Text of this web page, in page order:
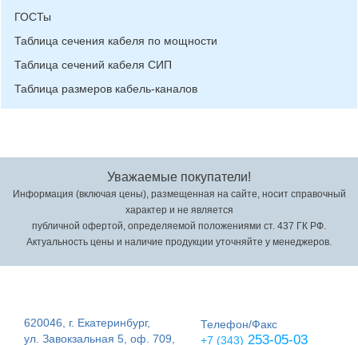
ГОСТы
Таблица сечения кабеля по мощности
Таблица сечений кабеля СИП
Таблица размеров кабель-каналов
Уважаемые покупатели!
Информация (включая цены), размещенная на сайте, носит справочный
характер и не является
публичной офертой, определяемой положениями ст. 437 ГК РФ.
Актуальность цены и наличие продукции уточняйте у менеджеров.
620046, г. Екатеринбург,
ул. Завокзальная 5, оф. 709,
Телефон/Факс
+7 (343) 253-05-03